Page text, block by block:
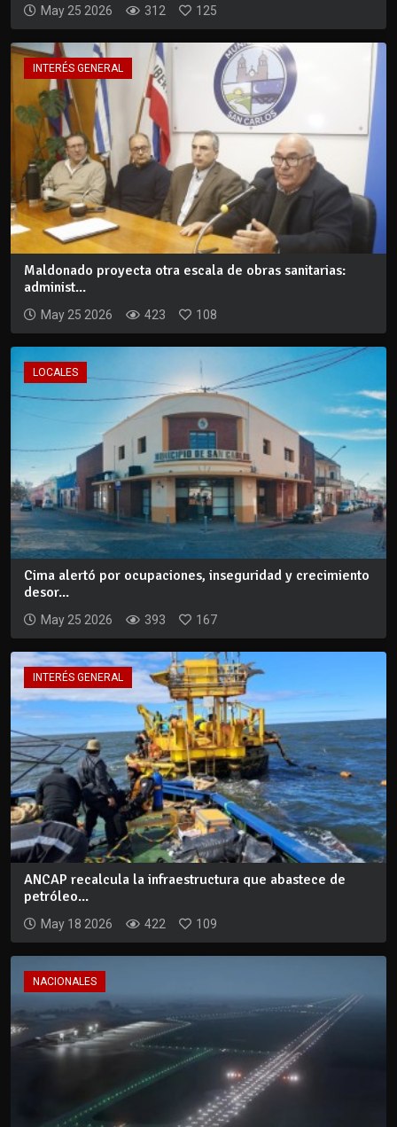
May 25 2026 312 125
INTERÉS GENERAL
Maldonado proyecta otra escala de obras sanitarias:
administ...
May 25 2026 423 108
LOCALES
Cima alertó por ocupaciones, inseguridad y crecimiento
desor...
May 25 2026 393 167
INTERÉS GENERAL
ANCAP recalcula la infraestructura que abastece de
petróleo...
May 18 2026 422 109
NACIONALES